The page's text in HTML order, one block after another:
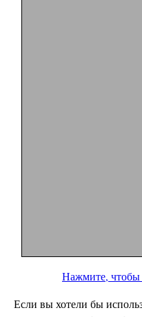
Нажмите, чтобы
Если вы хотели бы